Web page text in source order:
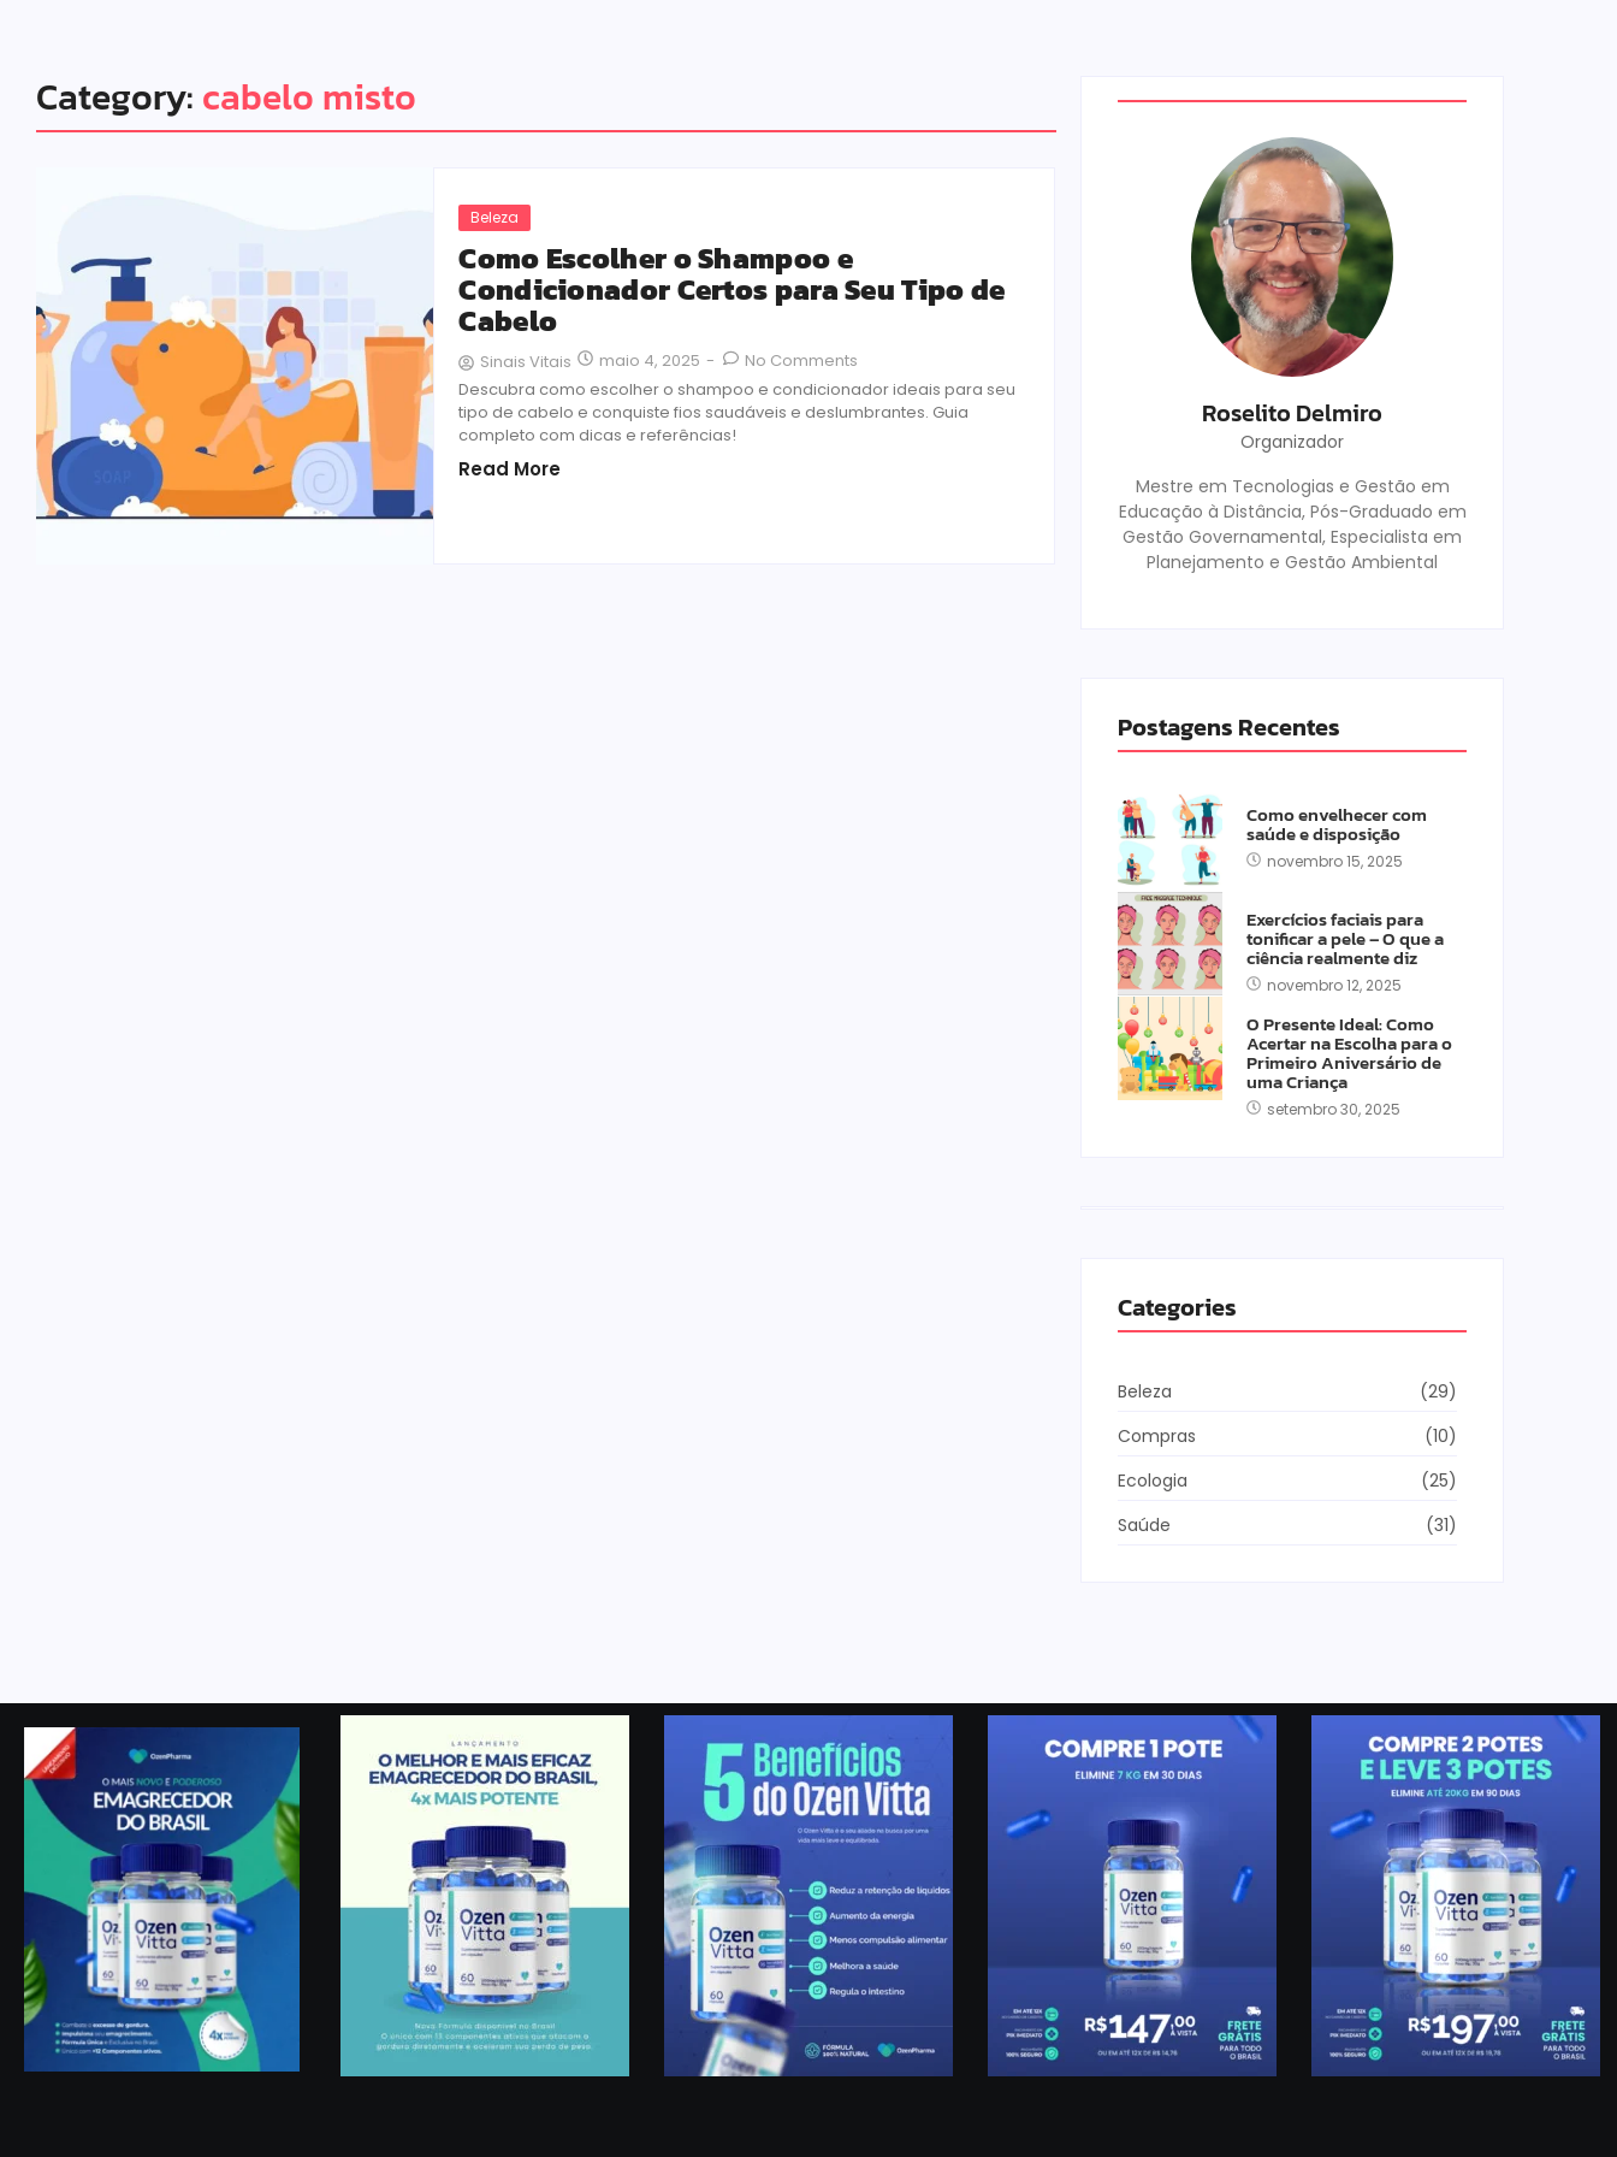
Category: cabelo misto
Beleza
Como Escolher o Shampoo e
Condicionador Certos para Seu Tipo de
Cabelo
Sinais Vitais maio 4, 2025 -
No Comments
Descubra como escolher o shampoo e condicionador ideais para seu
tipo de cabelo e conquiste fios saudáveis e deslumbrantes. Guia
completo com dicas e referências!
Read More
Roselito Delmiro
Organizador
Mestre em Tecnologias e Gestão em
Educação à Distância, Pós-Graduado em
Gestão Governamental, Especialista em
Planejamento e Gestão Ambiental
Postagens Recentes
Como envelhecer com
saúde e disposição
novembro 15, 2025
Exercícios faciais para
tonificar a pele – O que a
ciência realmente diz
novembro 12, 2025
O Presente Ideal: Como
Acertar na Escolha para o
Primeiro Aniversário de
uma Criança
setembro 30, 2025
Categories
Beleza
(29)
Compras
(10)
Ecologia
(25)
Saúde
(31)